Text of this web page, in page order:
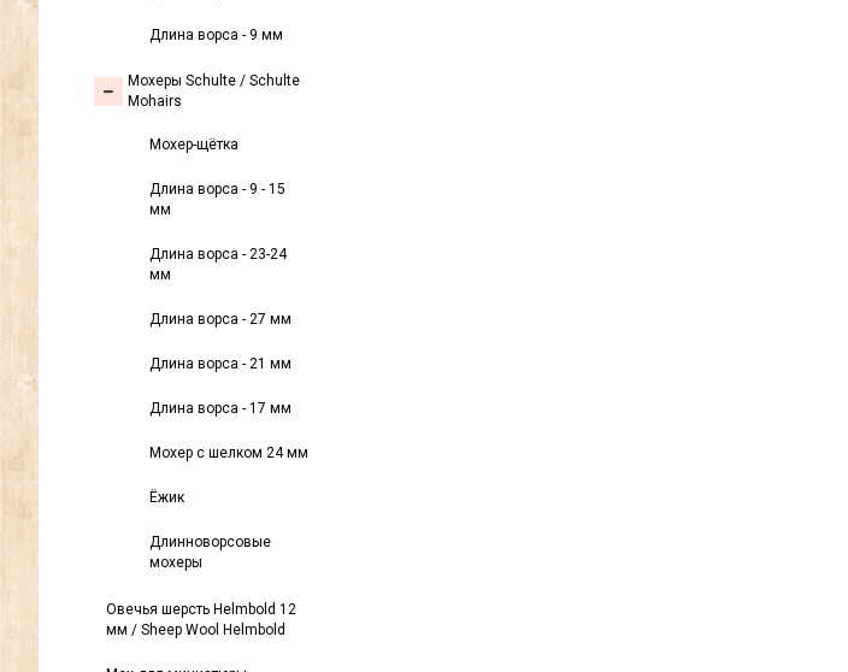
Длина ворса - 9 мм
Мохеры Sсhulte / Schulte
Mohairs
Мохер-щётка
Длина ворса - 9 - 15
мм
Длина ворса - 23-24
мм
Длина ворса - 27 мм
Длина ворса - 21 мм
Длина ворса - 17 мм
Мохер с шелком 24 мм
Ёжик
Длинноворсовые
мохеры
Овечья шерсть Helmbold 12
мм / Sheep Wool Helmbold